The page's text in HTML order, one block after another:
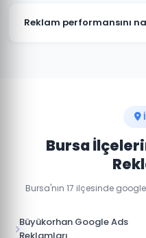
bütçe önerisi sunuyoruz.
Reklam performansını
Bursa
Bursa'nın 17 ilçesinde
Büyükorhan Google Ads